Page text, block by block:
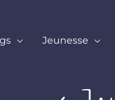
Jeunesse